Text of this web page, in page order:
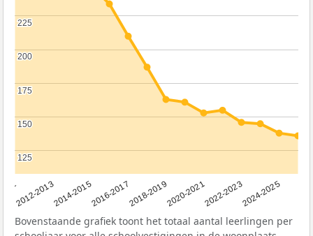
2012-20132014-20152016-20172018-20192020-20212022-20232024-2025
125
125
150
150
175
175
200
200
225
225
Bovenstaande grafiek toont het totaal aantal leerlingen per